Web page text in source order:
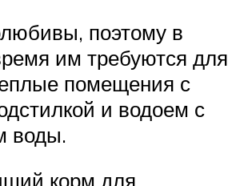
поэтому в
им требуются для
помещения с
и водоем с
воды.
корм для